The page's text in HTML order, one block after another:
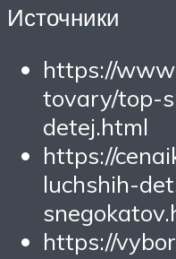
Источники
https://
tovary/top-
detej.html
https://
luchshih-
https://